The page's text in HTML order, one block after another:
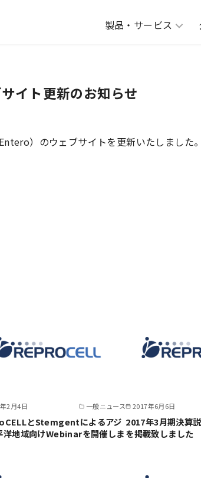
製品・サービス
イト更新のお知らせ
）のウェブサイトを更新いたしました
2月4日 一般ニュース
とStemgentによるアジ
洋地域向けWebinarを開催しま
2017年6月6日
2017年3月期決算
を掲載致しました